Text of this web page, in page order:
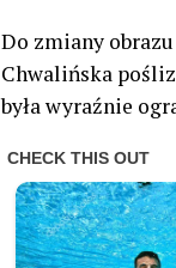
Do zmiany
Chwalińska
była wyraźnie